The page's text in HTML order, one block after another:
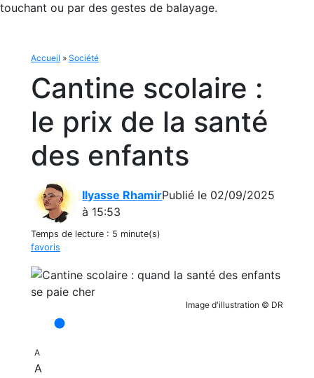
touchant ou par des gestes de balayage.
Accueil » Société
Cantine scolaire :
le prix de la santé
des enfants
Ilyasse RhamirPublié le 02/09/2025
à 15:53
Temps de lecture : 5 minute(s)
favoris
Image d'illustration © DR
A
A